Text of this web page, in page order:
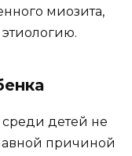
миозита,
детей не
причиной